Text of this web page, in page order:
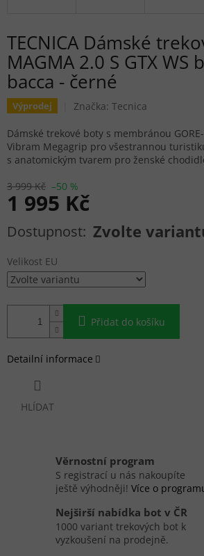
TECNICA Dámské
MAGMA 2.0 S GTX WS
bacca - černé
Výprodej Značka: Tecnica
3 999 Kč –50 %
1 995 Kč
Měrná cena: Zvolte
Velikost EU
Přidat do košíku
Dámské trekové boty s membránou
Vibram Megagrip pro všestrannou
s anatomickým tvarem pro ženské
Detailní informace
HLÍDAT
Věrnostní program
S registrací u nás nakoupíte
ještě výhodněji! Více o
Nejširší nabídka bot v ČR
1000 variant trekových bot k
vyzkoušení na prodejně.